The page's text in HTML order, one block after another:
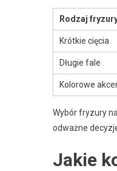
Rodzaj
Krótkie cięcia
Długie fale
Kolorowe
Wybór fryzury
odważne
Jakie